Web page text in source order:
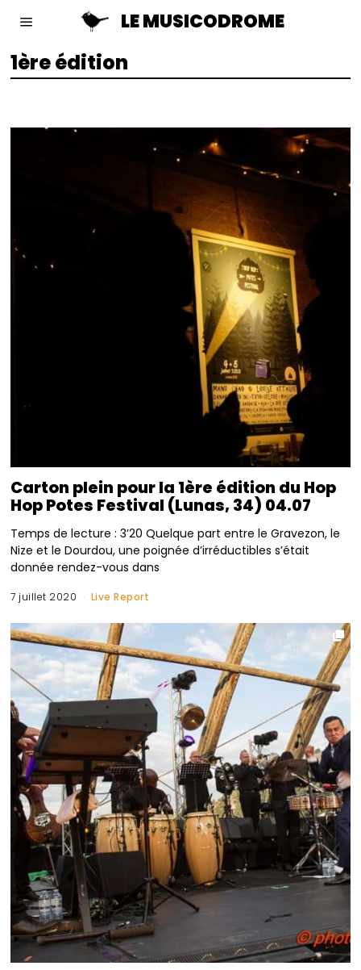
LE MUSICODROME
1ère édition
Carton plein pour la 1ère édition du Hop
Hop Potes Festival (Lunas, 34) 04.07
Temps de lecture : 3’20 Quelque part entre le Gravezon, le
Nize et le Dourdou, une poignée d’irréductibles s’était
donnée rendez-vous dans
7 juillet 2020 Live Report